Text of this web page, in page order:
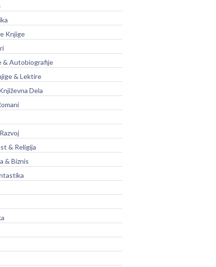
Knjige
& Autobiografije
& Lektire
Dela
& Religija
& Biznis